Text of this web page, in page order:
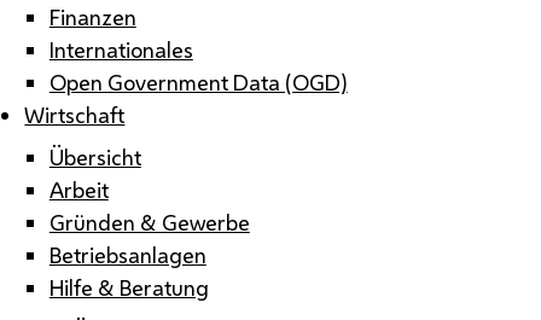
Finanzen
Internationales
Open Government Data (OGD)
Wirtschaft
Übersicht
Arbeit
Gründen & Gewerbe
Betriebsanlagen
Hilfe & Beratung